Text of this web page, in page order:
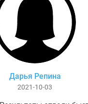
Дарья Репина
2021-10-03